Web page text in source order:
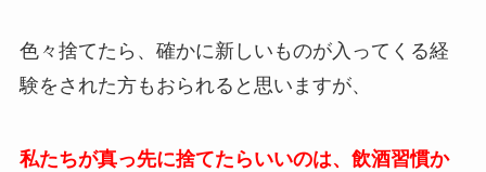
色々捨てたら、確かに新しいものが入ってくる経
験をされた方もおられると思いますが、
私たちが真っ先に捨てたらいいのは、飲酒習慣か